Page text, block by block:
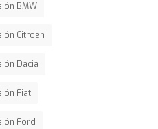
BMW
Citroen
Dacia
Fiat
Ford